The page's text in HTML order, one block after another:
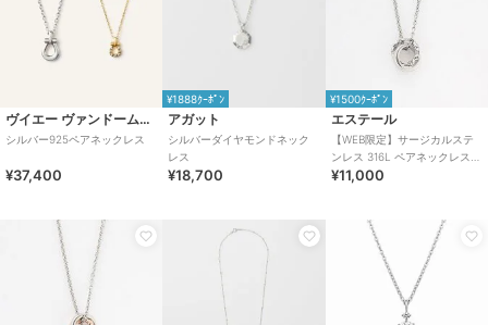
ヴイエー ヴァンドーム青山
シルバー925ペアネックレス
¥37,400
¥1888ｸｰﾎﾟﾝ
アガット
シルバーダイヤモンドネック
レス
¥18,700
¥1500ｸｰﾎﾟﾝ
エステール
【WEB限定】サージカルステ
ンレス 316L ペアネックレス
（メンズ）
¥11,000